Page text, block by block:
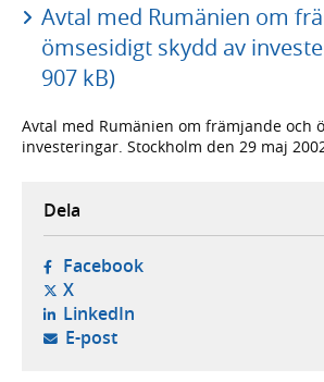
Avtal med Rumänien om
ömsesidigt skydd av
907 kB)
Avtal med Rumänien om främjande och
investeringar. Stockholm den 29 maj
Dela
Facebook- öppnas i ny flik,
X- öppnas i ny flik, extern
LinkedIn- öppnas i ny flik,
E-post- öppnar din e-postklient,